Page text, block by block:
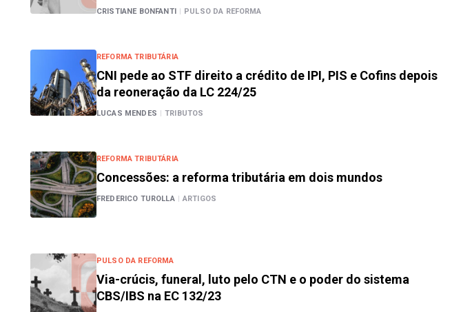
CRISTIANE BONFANTI | PULSO DA REFORMA
REFORMA TRIBUTÁRIA
CNI pede ao STF direito a crédito de IPI, PIS e Cofins depois
da reoneração da LC 224/25
LUCAS MENDES | TRIBUTOS
REFORMA TRIBUTÁRIA
Concessões: a reforma tributária em dois mundos
FREDERICO TUROLLA | ARTIGOS
PULSO DA REFORMA
Via-crúcis, funeral, luto pelo CTN e o poder do sistema
CBS/IBS na EC 132/23